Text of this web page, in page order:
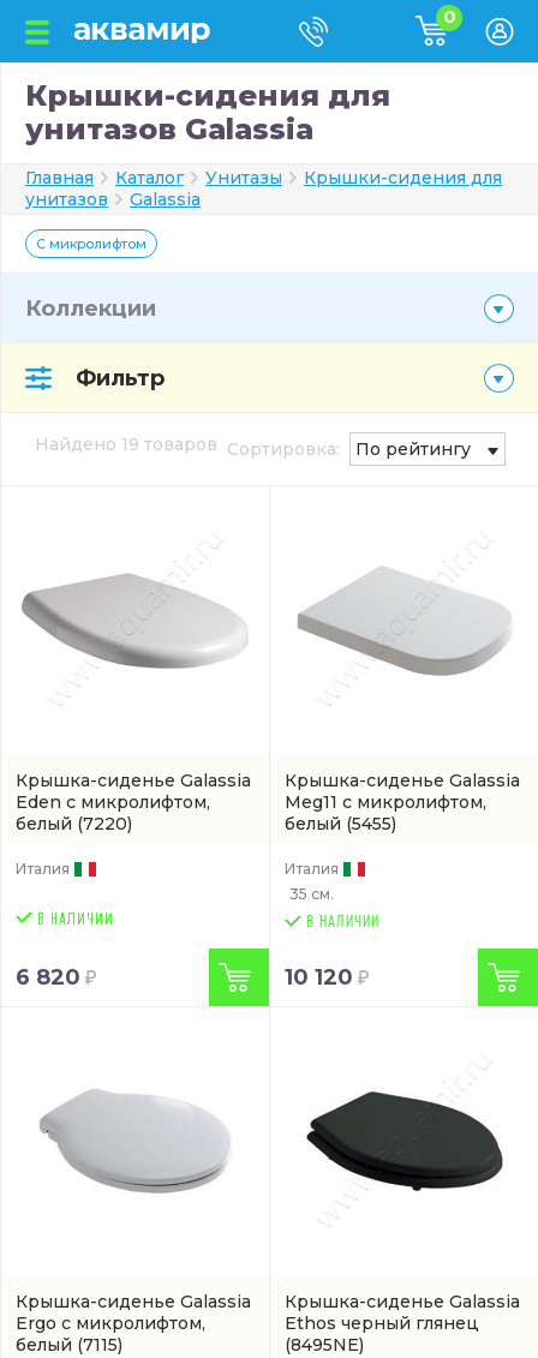
0
Крышки-сидения для
унитазов Galassia
Главная Каталог Унитазы
Крышки-сидения для
унитазов
Galassia
С микролифтом
Коллекции
Фильтр
Найдено 19 товаров Сортировка: По рейтингу
Крышка-сиденье Galassia
Eden с микролифтом,
белый (7220)
Италия
6 820
Крышка-сиденье Galassia
Meg11 с микролифтом,
белый (5455)
Италия
35 см.
В НАЛИЧИИ
10 120
Крышка-сиденье Galassia
Ergo с микролифтом,
белый (7115)
Крышка-сиденье Galassia
Ethos черный глянец
(8495NE)